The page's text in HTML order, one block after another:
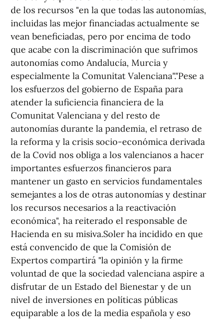
de los recursos "en la que todas las autonomías,
incluidas las mejor financiadas actualmente se
vean beneficiadas, pero por encima de todo
que acabe con la discriminación que sufrimos
autonomías como Andalucía, Murcia y
especialmente la Comunitat Valenciana"."Pese a
los esfuerzos del gobierno de España para
atender la suficiencia financiera de la
Comunitat Valenciana y del resto de
autonomías durante la pandemia, el retraso de
la reforma y la crisis socio-económica derivada
de la Covid nos obliga a los valencianos a hacer
importantes esfuerzos financieros para
mantener un gasto en servicios fundamentales
semejantes a los de otras autonomías y destinar
los recursos necesarios a la reactivación
económica", ha reiterado el responsable de
Hacienda en su misiva.Soler ha incidido en que
está convencido de que la Comisión de
Expertos compartirá "la opinión y la firme
voluntad de que la sociedad valenciana aspire a
disfrutar de un Estado del Bienestar y de un
nivel de inversiones en políticas públicas
equiparable a los de la media española y eso